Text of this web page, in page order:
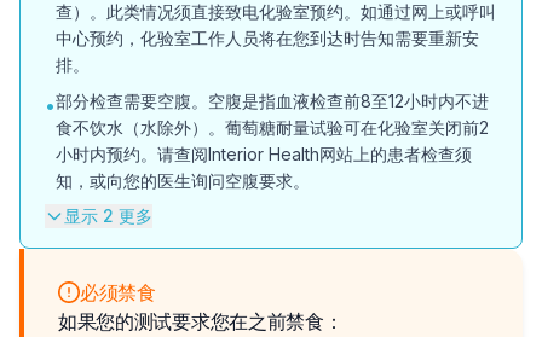
查）。此类情况须直接致电化验室预约。如通过网上或呼叫
中心预约，化验室工作人员将在您到达时告知需要重新安
排。
•部分检查需要空腹。空腹是指血液检查前8至12小时内不进
食不饮水（水除外）。葡萄糖耐量试验可在化验室关闭前2
小时内预约。请查阅Interior Health网站上的患者检查须
知，或向您的医生询问空腹要求。
显示 2 更多
必须禁食
如果您的测试要求您在之前禁食：